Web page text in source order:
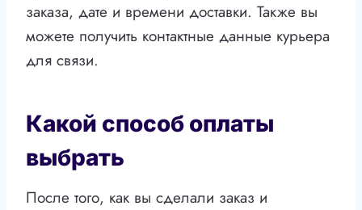
заказа, дате и времени доставки. Также вы
можете получить контактные данные курьера
для связи.
Какой способ оплаты
выбрать
После того, как вы сделали заказ и